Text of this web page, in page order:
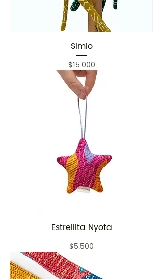
Simio
Precio
$15.000
Estrellita Nyota
Precio
$5.500